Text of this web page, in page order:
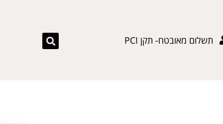
תשלום מאובטח- תקן PCI